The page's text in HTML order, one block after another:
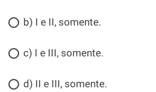
b) I e II, somente.
c) I e III, somente.
d) II e III, somente.